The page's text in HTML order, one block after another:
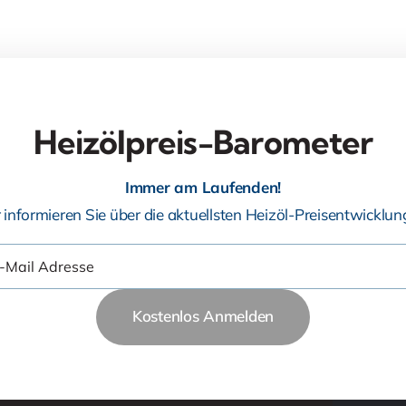
Heizölpreis-Barometer
Immer am Laufenden!
Sie über die aktuellsten Heizöl-
Kostenlos Anmelden